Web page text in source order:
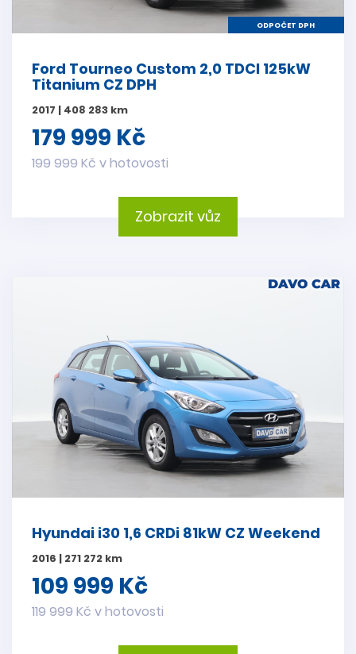
ODPOČET DPH
Ford Tourneo Custom 2,0 TDCI 125kW
Titanium CZ DPH
2017 | 408 283 km
179 999 Kč
199 999 Kč v hotovosti
Zobrazit vůz
Hyundai i30 1,6 CRDi 81kW CZ Weekend
2016 | 271 272 km
109 999 Kč
119 999 Kč v hotovosti